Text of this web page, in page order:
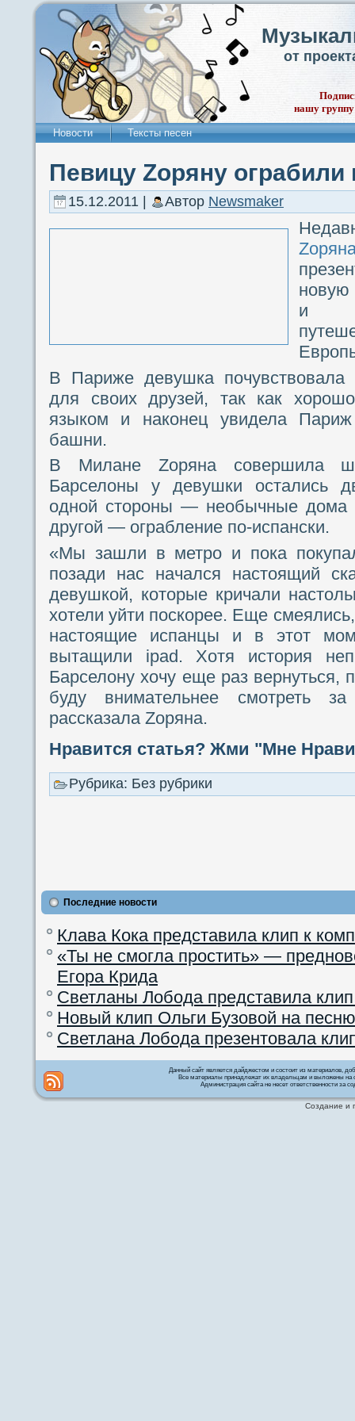
от
нашу
Новости Тексты песен
Певицу Zоряну ограбили
15.12.2011 | Автор Newsmaker
и
В Париже девушка
для своих друзей, так как
языком и наконец увидела
башни.
В Милане Zоряна совершила
Барселоны у девушки остались
одной стороны — необычные дома
другой — ограбление по-испански.
«Мы зашли в метро и пока
позади нас начался настоящий
девушкой, которые кричали
хотели уйти поскорее. Еще
настоящие испанцы и в этот
вытащили ipad. Хотя история
Барселону хочу еще раз
буду внимательнее смотреть
рассказала Zоряна.
Нравится статья? Жми "Мне
Рубрика: Без рубрики
Последние новости
Клава Кока представила клип к
«Ты не смогла простить» —
Егора Крида
Светланы Лобода представила
Новый клип Ольги Бузовой на
Светлана Лобода презентовала
Данный сайт является дайджестом и состоит из материалов,
Все материалы принадлежат их владельцам и выложены на
Администрация сайта не несет ответственности за
Создание и